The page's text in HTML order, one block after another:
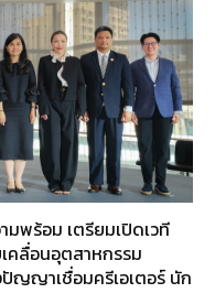
พร้อม เตรียมเปิดเวที
คลื่อนอุตสาหกรรม
ญญาเชื่อมครีเอเตอร์ นัก